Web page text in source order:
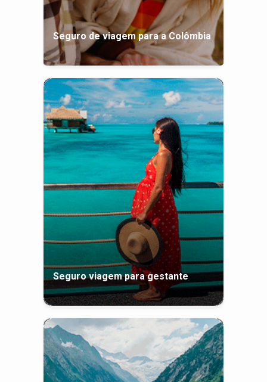
Seguro de viagem para a Colômbia
Seguro viagem para gestante